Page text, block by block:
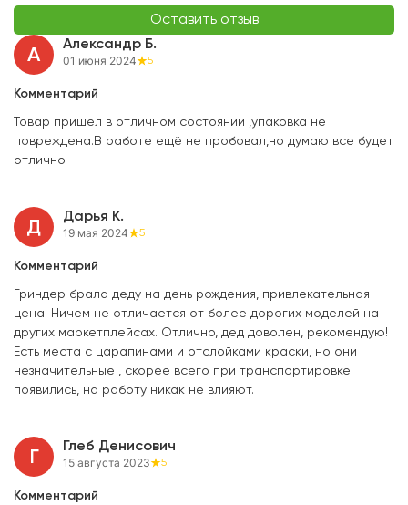
А
Александр Б.
01 июня 2024 5
Комментарий
Товар пришел в отличном состоянии ,упаковка не
повреждена.В работе ещё не пробовал,но думаю все будет
отлично.
Д
Дарья К.
19 мая 2024 5
Комментарий
Гриндер брала деду на день рождения, привлекательная
цена. Ничем не отличается от более дорогих моделей на
других маркетплейсах. Отлично, дед доволен, рекомендую!
Есть места с царапинами и отслойками краски, но они
незначительные , скорее всего при транспортировке
появились, на работу никак не влияют.
Г
Глеб Денисович
15 августа 2023 5
Комментарий
Оставить отзыв